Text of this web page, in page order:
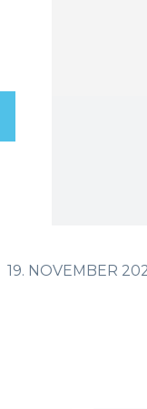
19. NOVEMBER